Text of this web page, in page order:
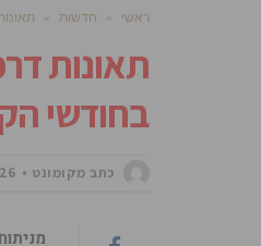
ראשי » חדשות » תאונות
בחודשי
כתב מקומונט 26 יוני, 2016